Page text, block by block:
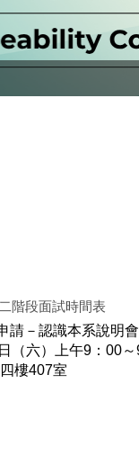
階段面試時間表
請－認識本系說明會
（六）上午9：00
樓407室